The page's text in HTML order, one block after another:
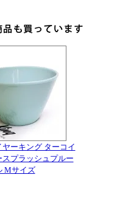
ーキング ターコイ
スプラッシュプルー
Mサイズ